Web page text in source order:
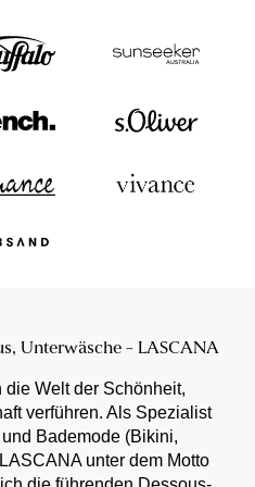
Unterwäsche - LASCANA
Welt der Schönheit,
verführen. Als Spezialist
und Bademode (Bikini,
unter dem Motto